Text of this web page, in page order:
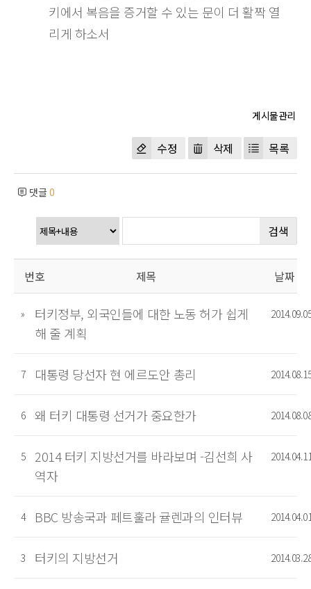
키에서 복음을 증거할 수 있는 문이 더 활짝 열
리게 하소서
수정 삭제 목록
댓글0
검색
번호 제목 날짜
»
터키정부, 외국인들에 대한 노동 허가 쉽게
해 줄 계획
2014.09.05
7 대통령 당선자 현 에르도안 총리 2014.08.15
6 왜 터키 대통령 선거가 중요한가 2014.08.08
5
2014 터키 지방선거를 바라보며 -김선희 사
역자
2014.04.11
4 BBC 방송국과 페트훌라 귤렌과의 인터뷰 2014.04.01
3 터키의 지방선거 2014.03.28